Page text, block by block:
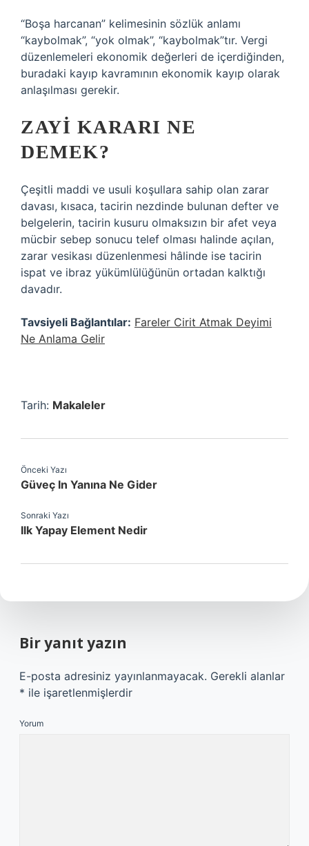
“Boşa harcanan” kelimesinin sözlük anlamı
“kaybolmak”, “yok olmak”, “kaybolmak”tır. Vergi
düzenlemeleri ekonomik değerleri de içerdiğinden,
buradaki kayıp kavramının ekonomik kayıp olarak
anlaşılması gerekir.
ZAYI KARARI NE
DEMEK?
Çeşitli maddi ve usuli koşullara sahip olan zarar
davası, kısaca, tacirin nezdinde bulunan defter ve
belgelerin, tacirin kusuru olmaksızın bir afet veya
mücbir sebep sonucu telef olması halinde açılan,
zarar vesikası düzenlenmesi hâlinde ise tacirin
ispat ve ibraz yükümlülüğünün ortadan kalktığı
davadır.
Tavsiyeli Bağlantılar: Fareler Cirit Atmak Deyimi
Ne Anlama Gelir
Tarih: Makaleler
Önceki Yazı
Güveç In Yanına Ne Gider
Sonraki Yazı
Ilk Yapay Element Nedir
Bir yanıt yazın
E-posta adresiniz yayınlanmayacak. Gerekli alanlar
* ile işaretlenmişlerdir
Yorum